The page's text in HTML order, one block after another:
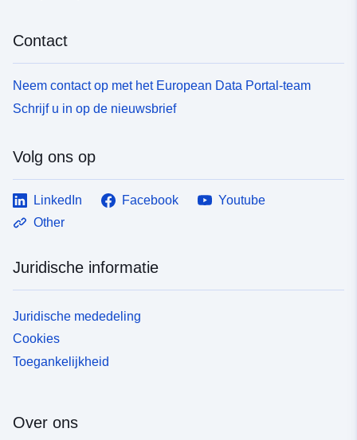
Contact
Neem contact op met het European Data Portal-team
Schrijf u in op de nieuwsbrief
Volg ons op
LinkedIn Facebook
Youtube
Other
Juridische informatie
Juridische mededeling
Cookies
Toegankelijkheid
Over ons